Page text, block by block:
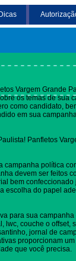
Dicas
Vargem Grande
os temas de sua
como candidato,
em sua
Panfletos
campanha política
devem ser feitos
bem confeccionado
escolha do papel
para sua
lwc, couche o offset,
jornal de
proporcionam
que você precisa.